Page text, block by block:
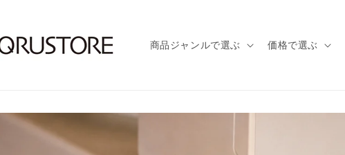
商品ジャンルで選ぶ 価格で選ぶ